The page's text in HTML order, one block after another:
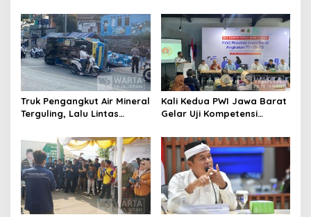
Pelaku Kejahatan
Jadi Satpam Gedung Sate
Truk Pengangkut Air Mineral
Terguling, Lalu Lintas
Memadat
Kali Kedua PWI Jawa Barat
Gelar Uji Kompetensi